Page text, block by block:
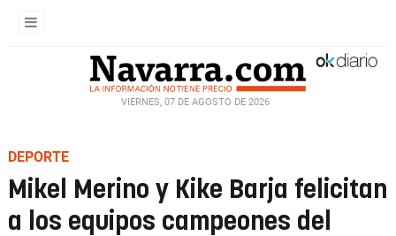
VIERNES, 07 DE AGOSTO DE 2026
DEPORTE
Mikel Merino y Kike Barja felicitan
a los equipos campeones del